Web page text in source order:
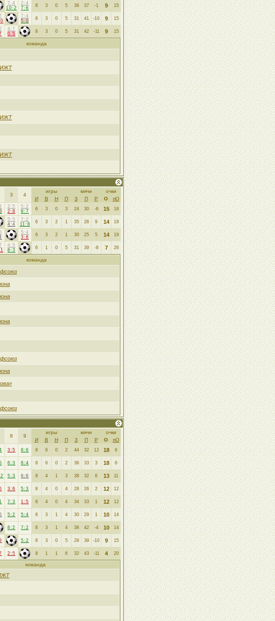
7:4
10:2
2:4
7:6
8 3 0 5 36 37 -1 9 15
7:4
5:0
8 3 0 5 31 41 -10 9 15
4:7
0:5
8 3 0 5 31 42 -11 9 15
команда
3 4
игры мячи
очки
И
В Н П З П Р О
пО
2:5
2:8
5:2
8:7
6 3 0 3 24 30 -6 15 18
5:5
4:4
7:2
11:8
6 3 2 1 35 26 9 14 19
5:4
3:8
6 3 2 1 30 25 5 14 19
4:5
8:3
6 1 0 5 31 39 -8 7 26
команда
8 9
игры мячи
очки
И
В Н П З П Р О
пО
3:5 8:6 8 6 0 2 44 32 12 18 6
6:3 6:4 8 6 0 2 36 33 3 18 6
5:3 6:6 8 4 1 3 38 32 6 13 11
3:6 5:3 8 4 0 4 28 26 2 12 12
7:3 1:5 8 4 0 4 34 33 1 12 12
5:2 5:4 8 3 1 4 30 29 1 10 14
8:2 7:2 8 3 1 4 38 42 -4 10 14
5:2 8 3 0 5 29 39 -10 9 15
2:5 8 1 1 6 32 43 -11 4 20
команда